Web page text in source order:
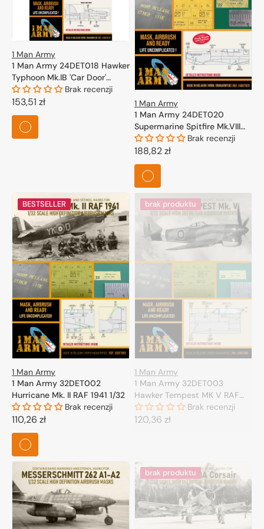
1 Man Army
1 Man Army 24DET018 Hawker
Typhoon Mk.IB 'Car Door'
(Airfix) 1/24
Brak recenzji
Cena
regularna
153,51 zł
1 Man Army
1 Man Army 24DET020
Supermarine Spitfire Mk.VIII
for Airfix kits 1/24Brak recenzji
Cena
regularna
188,82 zł
BESTSELLER
1 Man Army
1 Man Army 32DET002
Hurricane Mk. II RAF 1941 1/32
Brak recenzji
Cena
regularna
110,26 zł
brak produktu
1 Man Army
1 Man Army 32DET003
Hawker Tempest MK V RAF
1/32
Brak recenzji
Cena
120,36 zł
brak produktu